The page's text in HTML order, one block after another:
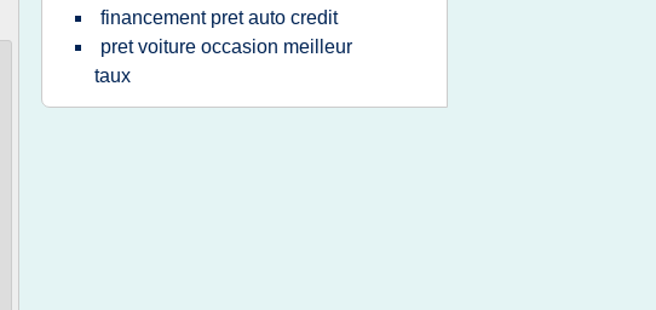
financement pret auto credit
pret voiture occasion meilleur
taux